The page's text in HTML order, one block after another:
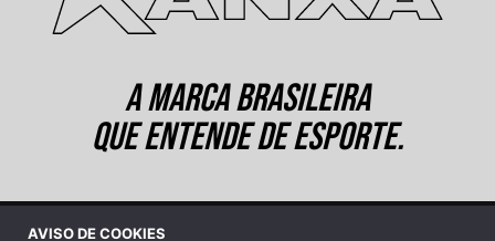
A MARCA BRASILEIRA
QUE ENTENDE DE ESPORTE.
AVISO DE COOKIES